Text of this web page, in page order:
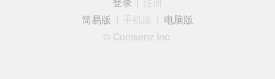
简易版
手机版
电脑版
© Comsenz Inc.